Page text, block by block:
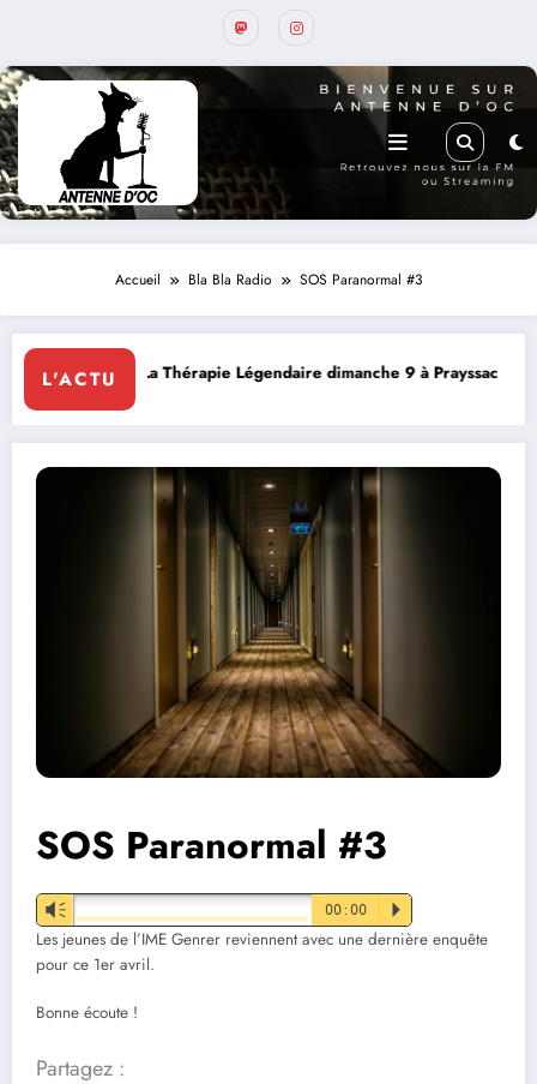
Accueil Bla Bla Radio SOS Paranormal #3
L'ACTU
La Thérapie Légendaire dimanche 9 à Prayssac
SOS Paranormal #3
Vm 00:00 P
Les jeunes de l’IME Genrer reviennent avec une dernière enquête
pour ce 1er avril.
Bonne écoute !
Partagez :